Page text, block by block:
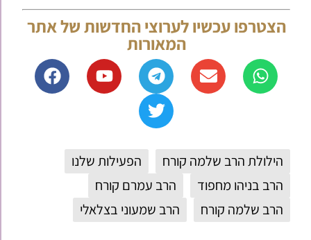
הצטרפו עכשיו לערוצי החדשות של אתר
המאורות
הילולת הרב שלמה קורח
הפעילות שלנו
הרב בניהו מחפוד
הרב עמרם קורח
הרב שלמה קורח
הרב שמעוני בצלאלי